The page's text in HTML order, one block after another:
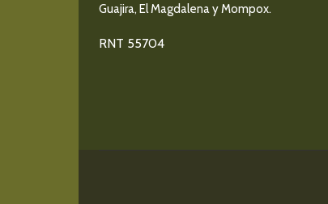
Guajira, El Magdalena y Mompox.
RNT 55704